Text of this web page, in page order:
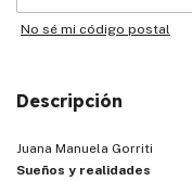
No sé mi código postal
Descripción
Juana Manuela Gorriti
Sueños y realidades